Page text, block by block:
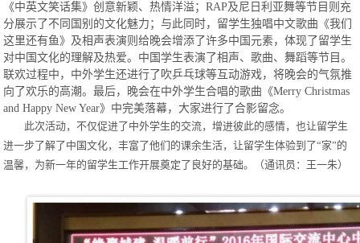
《中英文笑话集》创意新颖、热情洋溢；RAP及尼日利亚舞等节目则充
分展示了不同国别的文化魅力；与此同时，留学生独唱中文歌曲《我们
这里还有鱼》及相声表演则给晚会增添了许多中国元素，体现了留学生
对中国文化的理解及热爱。中国学生表演了相声、歌曲、舞蹈等节目。
联欢过程中，中外学生还进行了 吹乒乓球等互动游戏，将晚会的气氛推
向了欢乐的高潮。最后，晚会在中外学生合唱的歌曲《Merry Christmas
and Happy New Year》中完美落幕，大家进行了合影留念。
此次活动，不仅促进了中外学生的交流，增进彼此的感情，也让留学生
进一步了解了中国文化，丰富了他们的课余生活，让留学生体验到了“家”的
温馨，为新一年的留学生工作开展奠定了良好的基础。（通讯员：王一朱）